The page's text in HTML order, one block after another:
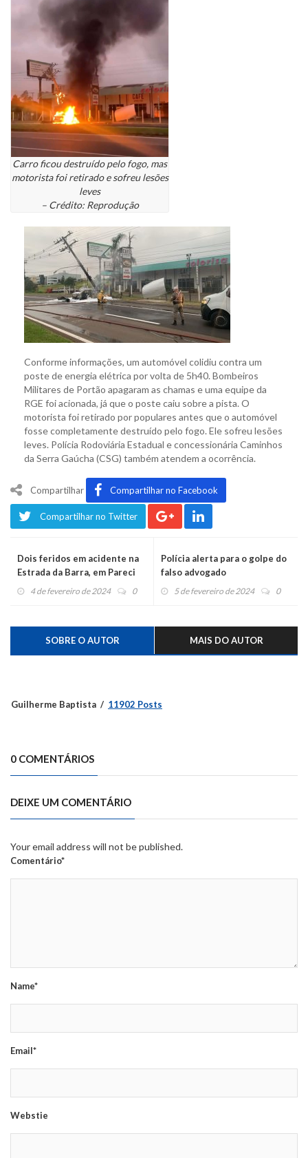
Carro ficou destruído pelo fogo, mas
motorista foi retirado e sofreu lesões
leves
– Crédito: Reprodução
Conforme informações, um automóvel colidiu contra um
poste de energia elétrica por volta de 5h40. Bombeiros
Militares de Portão apagaram as chamas e uma equipe da
RGE foi acionada, já que o poste caiu sobre a pista. O
motorista foi retirado por populares antes que o automóvel
fosse completamente destruído pelo fogo. Ele sofreu lesões
leves. Polícia Rodoviária Estadual e concessionária Caminhos
da Serra Gaúcha (CSG) também atendem a ocorrência.
Compartilhar Compartilhar no Facebook
Compartilhar no Twitter
Dois feridos em acidente na
Estrada da Barra, em Pareci
Velho4 de fevereiro de 2024 0
Polícia alerta para o golpe do
falso advogado
5 de fevereiro de 2024 0
SOBRE O AUTOR MAIS DO AUTOR
Guilherme Baptista 11902 Posts
0 COMENTÁRIOS
DEIXE UM COMENTÁRIO
Your email address will not be published.
Comentário*
Name*
Email*
Webstie